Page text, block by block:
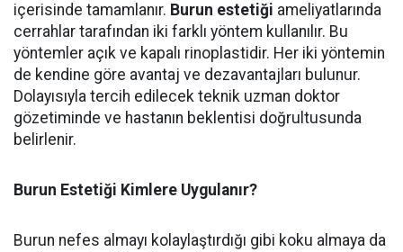
içerisinde tamamlanır. Burun estetiği ameliyatlarında
cerrahlar tarafından iki farklı yöntem kullanılır. Bu
yöntemler açık ve kapalı rinoplastidir. Her iki yöntemin
de kendine göre avantaj ve dezavantajları bulunur.
Dolayısıyla tercih edilecek teknik uzman doktor
gözetiminde ve hastanın beklentisi doğrultusunda
belirlenir.
Burun Estetiği Kimlere Uygulanır?
Burun nefes almayı kolaylaştırdığı gibi koku almaya da